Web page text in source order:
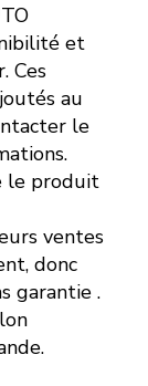
et
Ces
au
le
le produit
ventes
donc
garantie .